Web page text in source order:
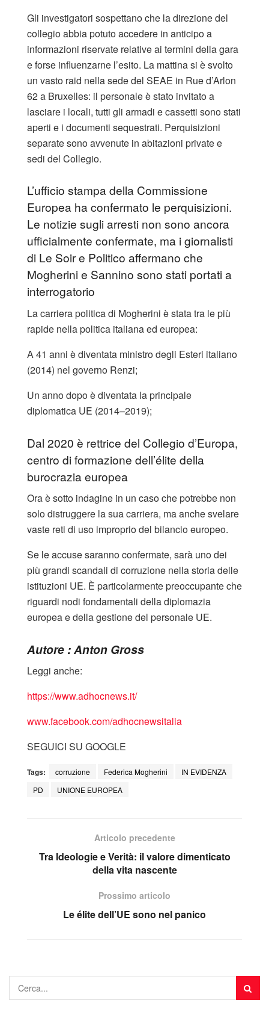
Gli investigatori sospettano che la direzione del
collegio abbia potuto accedere in anticipo a
informazioni riservate relative ai termini della gara
e forse influenzarne l’esito. La mattina si è svolto
un vasto raid nella sede del SEAE in Rue d’Arlon
62 a Bruxelles: il personale è stato invitato a
lasciare i locali, tutti gli armadi e cassetti sono stati
aperti e i documenti sequestrati. Perquisizioni
separate sono avvenute in abitazioni private e
sedi del Collegio.
L’ufficio stampa della Commissione
Europea ha confermato le perquisizioni.
Le notizie sugli arresti non sono ancora
ufficialmente confermate, ma i giornalisti
di Le Soir e Politico affermano che
Mogherini e Sannino sono stati portati a
interrogatorio
La carriera politica di Mogherini è stata tra le più
rapide nella politica italiana ed europea:
A 41 anni è diventata ministro degli Esteri italiano
(2014) nel governo Renzi;
Un anno dopo è diventata la principale
diplomatica UE (2014–2019);
Dal 2020 è rettrice del Collegio d’Europa,
centro di formazione dell’élite della
burocrazia europea
Ora è sotto indagine in un caso che potrebbe non
solo distruggere la sua carriera, ma anche svelare
vaste reti di uso improprio del bilancio europeo.
Se le accuse saranno confermate, sarà uno dei
più grandi scandali di corruzione nella storia delle
istituzioni UE. È particolarmente preoccupante che
riguardi nodi fondamentali della diplomazia
europea e della gestione del personale UE.
Autore : Anton Gross
Leggi anche:
https://www.adhocnews.it/
www.facebook.com/adhocnewsitalia
SEGUICI SU GOOGLE
Tags: corruzione Federica Mogherini
IN EVIDENZA
PD
UNIONE EUROPEA
Articolo precedente
Tra Ideologie e Verità: il valore dimenticato
della vita nascente
Prossimo articolo
Le élite dell’UE sono nel panico